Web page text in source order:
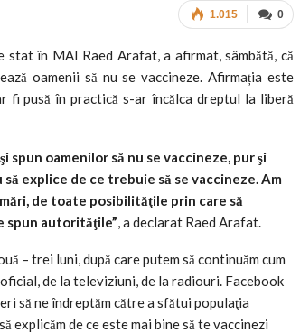
0
1.015
în MAI Raed Arafat, a afirmat, sâmbătă, că
oamenii să nu se vaccineze. Afirmația este
fi pusă în practică s-ar încălca dreptul la liberă
oamenilor să nu se vaccineze, pur şi
explice de ce trebuie să se vaccineze. Am
de toate posibilităţile prin care să
spun autorităţile”, a declarat Raed Arafat.
– trei luni, după care putem să continuăm cum
de la televiziuni, de la radiouri. Facebook
să ne îndreptăm către a sfătui populaţia
explicăm de ce este mai bine să te vaccinezi